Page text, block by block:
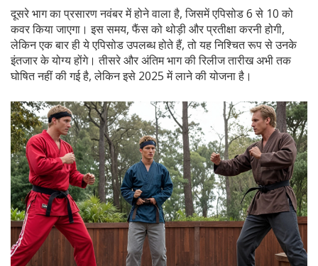
दूसरे भाग का प्रसारण नवंबर में होने वाला है, जिसमें एपिसोड 6 से 10 को
कवर किया जाएगा। इस समय, फैंस को थोड़ी और प्रतीक्षा करनी होगी,
लेकिन एक बार ही ये एपिसोड उपलब्ध होते हैं, तो यह निश्चित रूप से उनके
इंतजार के योग्य होंगे। तीसरे और अंतिम भाग की रिलीज तारीख अभी तक
घोषित नहीं की गई है, लेकिन इसे 2025 में लाने की योजना है।